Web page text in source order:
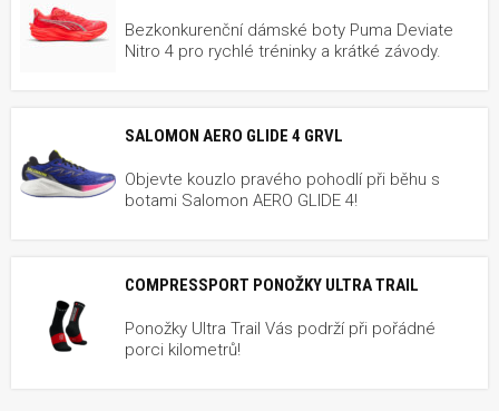
Bezkonkurenční dámské boty Puma Deviate
Nitro 4 pro rychlé tréninky a krátké závody.
SALOMON AERO GLIDE 4 GRVL
Objevte kouzlo pravého pohodlí při běhu s
botami Salomon AERO GLIDE 4!
COMPRESSPORT PONOŽKY ULTRA TRAIL
Ponožky Ultra Trail Vás podrží při pořádné
porci kilometrů!